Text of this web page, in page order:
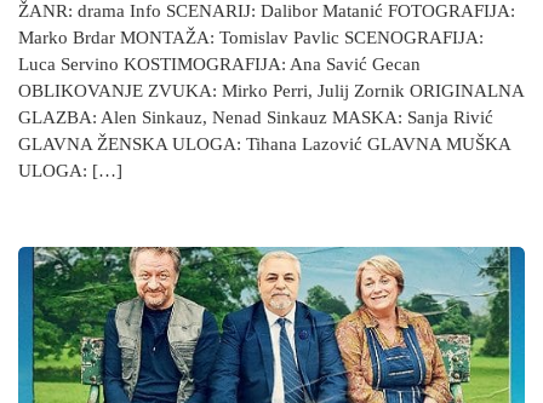
ŽANR: drama Info SCENARIJ: Dalibor Matanić FOTOGRAFIJA:
Marko Brdar MONTAŽA: Tomislav Pavlic SCENOGRAFIJA:
Luca Servino KOSTIMOGRAFIJA: Ana Savić Gecan
OBLIKOVANJE ZVUKA: Mirko Perri, Julij Zornik ORIGINALNA
GLAZBA: Alen Sinkauz, Nenad Sinkauz MASKA: Sanja Rivić
GLAVNA ŽENSKA ULOGA: Tihana Lazović GLAVNA MUŠKA
ULOGA: […]